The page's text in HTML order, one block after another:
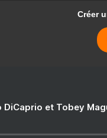
Créer
DiCaprio et Tobey